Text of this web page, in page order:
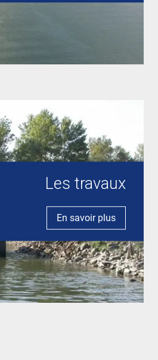
Les travaux
En savoir plus